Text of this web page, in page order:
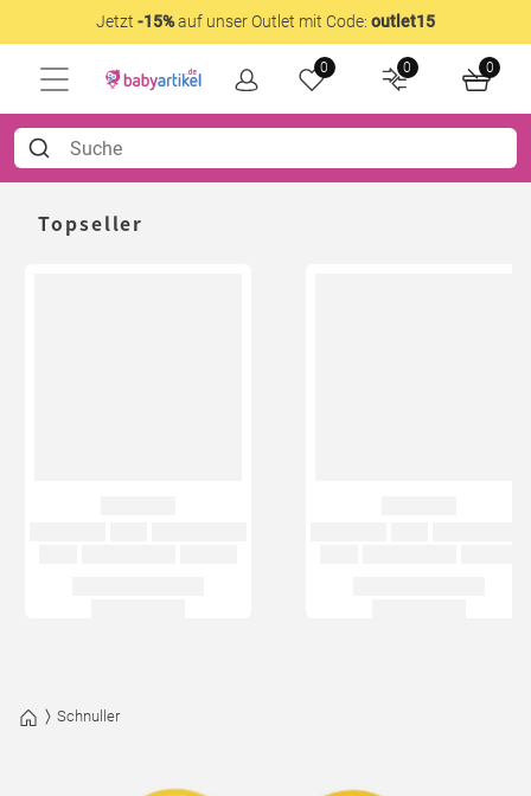
Jetzt -15%auf unser Outlet mit Code: outlet15
0 0 0
Topseller
Schnuller